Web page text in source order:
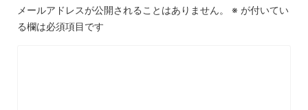
メールアドレスが公開されることはありません。 ※ が付いてい
る欄は必須項目です